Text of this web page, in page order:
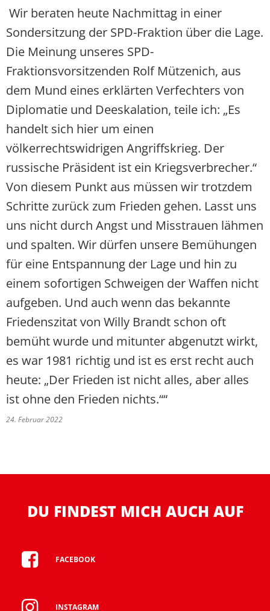
Wir beraten heute Nachmittag in einer
Sondersitzung der SPD-Fraktion über die Lage.
Die Meinung unseres SPD-
Fraktionsvorsitzenden Rolf Mützenich, aus
dem Mund eines erklärten Verfechters von
Diplomatie und Deeskalation, teile ich: „Es
handelt sich hier um einen
völkerrechtswidrigen Angriffskrieg. Der
russische Präsident ist ein Kriegsverbrecher.“
Von diesem Punkt aus müssen wir trotzdem
Schritte zurück zum Frieden gehen. Lasst uns
uns nicht durch Angst und Misstrauen lähmen
und spalten. Wir dürfen unsere Bemühungen
für eine Entspannung der Lage und hin zu
einem sofortigen Schweigen der Waffen nicht
aufgeben. Und auch wenn das bekannte
Friedenszitat von Willy Brandt schon oft
bemüht wurde und mitunter abgenutzt wirkt,
es war 1981 richtig und ist es erst recht auch
heute: „Der Frieden ist nicht alles, aber alles
ist ohne den Frieden nichts.““
24. Februar 2022
DU FINDEST MICH AUCH AUF
FACEBOOK
INSTAGRAM